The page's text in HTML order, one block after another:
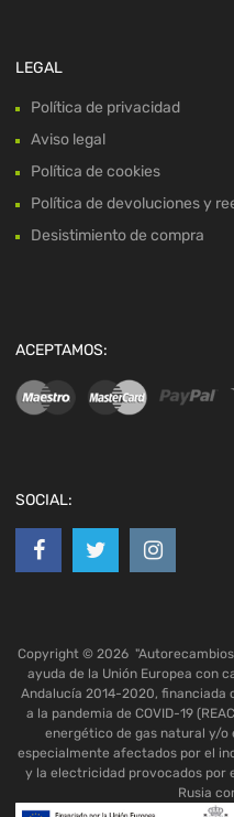
LEGAL
Política de privacidad
Aviso legal
Política de cookies
Política de devoluciones y
Desistimiento de compra
ACEPTAMOS:
SOCIAL:
Copyright © 2026
ayuda de la Unión Europea con
Andalucía 2014-2020, financiada
a la pandemia de COVID-19
energético de gas natural y/
especialmente afectados por el
y la electricidad provocados por
Rusia